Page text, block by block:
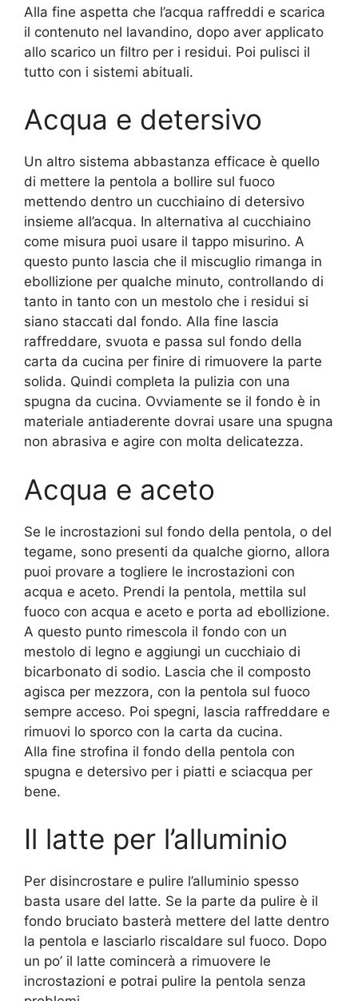
Alla fine aspetta che l’acqua raffreddi e scarica
il contenuto nel lavandino, dopo aver applicato
allo scarico un filtro per i residui. Poi pulisci il
tutto con i sistemi abituali.
Acqua e detersivo
Un altro sistema abbastanza efficace è quello
di mettere la pentola a bollire sul fuoco
mettendo dentro un cucchiaino di detersivo
insieme all’acqua. In alternativa al cucchiaino
come misura puoi usare il tappo misurino. A
questo punto lascia che il miscuglio rimanga in
ebollizione per qualche minuto, controllando di
tanto in tanto con un mestolo che i residui si
siano staccati dal fondo. Alla fine lascia
raffreddare, svuota e passa sul fondo della
carta da cucina per finire di rimuovere la parte
solida. Quindi completa la pulizia con una
spugna da cucina. Ovviamente se il fondo è in
materiale antiaderente dovrai usare una spugna
non abrasiva e agire con molta delicatezza.
Acqua e aceto
Se le incrostazioni sul fondo della pentola, o del
tegame, sono presenti da qualche giorno, allora
puoi provare a togliere le incrostazioni con
acqua e aceto. Prendi la pentola, mettila sul
fuoco con acqua e aceto e porta ad ebollizione.
A questo punto rimescola il fondo con un
mestolo di legno e aggiungi un cucchiaio di
bicarbonato di sodio. Lascia che il composto
agisca per mezzora, con la pentola sul fuoco
sempre acceso. Poi spegni, lascia raffreddare e
rimuovi lo sporco con la carta da cucina.
Alla fine strofina il fondo della pentola con
spugna e detersivo per i piatti e sciacqua per
bene.
Il latte per l’alluminio
Per disincrostare e pulire l’alluminio spesso
basta usare del latte. Se la parte da pulire è il
fondo bruciato basterà mettere del latte dentro
la pentola e lasciarlo riscaldare sul fuoco. Dopo
un po’ il latte comincerà a rimuovere le
incrostazioni e potrai pulire la pentola senza